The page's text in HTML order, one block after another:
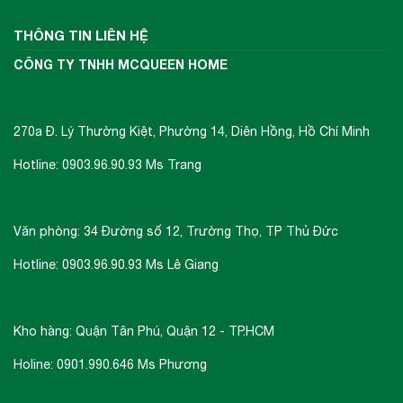
vẫn đạt hiệu xuất sử lý cao nhất trong quá trình
sử dụng.
Bếp từ Chefs EH-DIH32A không sử dụng lửa để
từ, vì thế hiệu suất nấu đạt tới 90%, trong khi
bếp từ này không những giúp bạn tiết kiệm
năng, tiết kiệm chi phí hàng tháng cho gia đình.
THÔNG TIN LIÊN HỆ
CÔNG TY TNHH MCQUEEN HOME
270a Đ. Lý Thường Kiệt, Phường 14, Diên Hồng, Hồ Chí Minh
Hotline: 0903.96.90.93 Ms Trang
Văn phòng: 34 Đường số 12, Trường Thọ, TP Thủ Đức
Hotline: 0903.96.90.93 Ms Lê Giang
Kho hàng: Quận Tân Phú, Quận 12 - TP.HCM
Holine: 0901.990.646 Ms Phương